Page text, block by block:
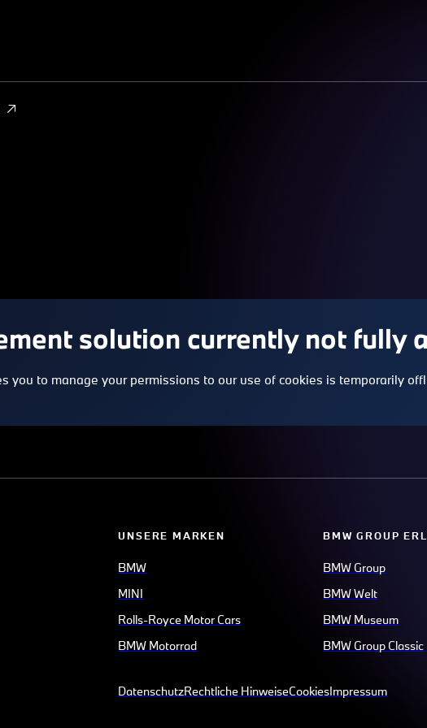
UNSERE MARKEN
BMW
MINI
Rolls-Royce Motor Cars
BMW Motorrad
BMW GROUP
BMW Group
BMW Welt
BMW Museum
BMW Group Classic
DatenschutzRechtliche HinweiseCookiesImpressum